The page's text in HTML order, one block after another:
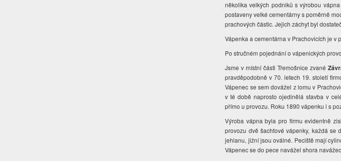
několika velkých podniků s výrobou
postaveny velké cementárny s poměrně
prachových částic. Jejich záchyt byl
Vápenka a cementárna v Prachovicích je v
Po stručném pojednání o vápenických
Jsme v místní části Třemošnice zvané
pravděpodobně v 70. letech 19. století
Vápenec se sem dovážel z lomu v
v té době naprosto ojedinělá stavba v
přímo u provozu. Roku 1890 vápenku i s
Výroba vápna byla pro firmu evidentně
provozu dvě šachtové vápenky, každá se
jehlanu, jižní jsou oválné. Peciště mají
Vápenec se do pece navážel shora